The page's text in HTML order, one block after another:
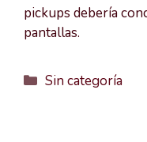
pickups debería
pantallas.
Categorías
Sin categoría